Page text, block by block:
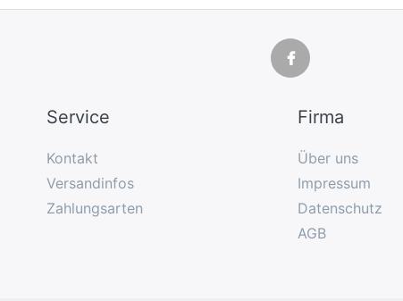
Service
Kontakt
Versandinfos
Zahlungsarten
Firma
Über uns
Impressum
Datenschutz
AGB